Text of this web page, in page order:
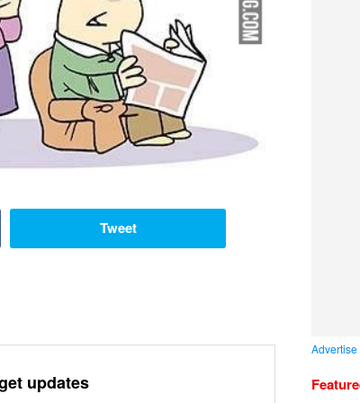
Tweet
updates